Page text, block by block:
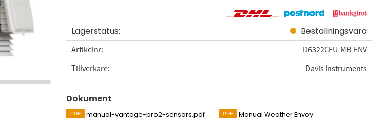
Lagerstatus Beställningsvara
Artikelnr
D6322CEU-MB-ENV
Tillverkare
Davis Instruments
Dokument
manual-vantage-pro2-sensors.pdf Manual Weather Envoy